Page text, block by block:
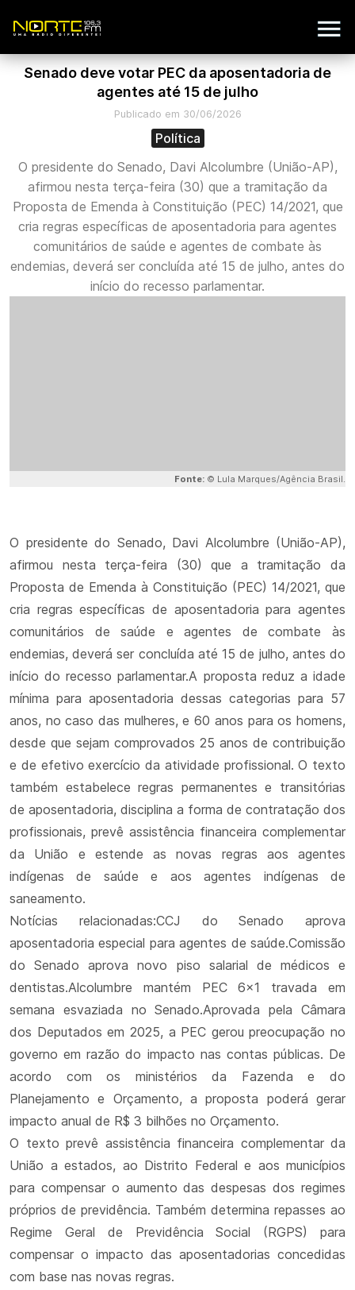
Senado deve votar PEC da aposentadoria de
agentes até 15 de julho
Publicado em 30/06/2026
Política
O presidente do Senado, Davi Alcolumbre (União-AP),
afirmou nesta terça-feira (30) que a tramitação da
Proposta de Emenda à Constituição (PEC) 14/2021, que
cria regras específicas de aposentadoria para agentes
comunitários de saúde e agentes de combate às
endemias, deverá ser concluída até 15 de julho, antes do
início do recesso parlamentar.
Fonte: © Lula Marques/Agência Brasil.
O presidente do Senado, Davi Alcolumbre (União-AP),
afirmou nesta terça-feira (30) que a tramitação da
Proposta de Emenda à Constituição (PEC) 14/2021, que
cria regras específicas de aposentadoria para agentes
comunitários de saúde e agentes de combate às
endemias, deverá ser concluída até 15 de julho, antes do
início do recesso parlamentar.A proposta reduz a idade
mínima para aposentadoria dessas categorias para 57
anos, no caso das mulheres, e 60 anos para os homens,
desde que sejam comprovados 25 anos de contribuição
e de efetivo exercício da atividade profissional. O texto
também estabelece regras permanentes e transitórias
de aposentadoria, disciplina a forma de contratação dos
profissionais, prevê assistência financeira complementar
da União e estende as novas regras aos agentes
indígenas de saúde e aos agentes indígenas de
saneamento.
Notícias relacionadas:CCJ do Senado aprova
aposentadoria especial para agentes de saúde.Comissão
do Senado aprova novo piso salarial de médicos e
dentistas.Alcolumbre mantém PEC 6x1 travada em
semana esvaziada no Senado.Aprovada pela Câmara
dos Deputados em 2025, a PEC gerou preocupação no
governo em razão do impacto nas contas públicas. De
acordo com os ministérios da Fazenda e do
Planejamento e Orçamento, a proposta poderá gerar
impacto anual de R$ 3 bilhões no Orçamento.
O texto prevê assistência financeira complementar da
União a estados, ao Distrito Federal e aos municípios
para compensar o aumento das despesas dos regimes
próprios de previdência. Também determina repasses ao
Regime Geral de Previdência Social (RGPS) para
compensar o impacto das aposentadorias concedidas
com base nas novas regras.